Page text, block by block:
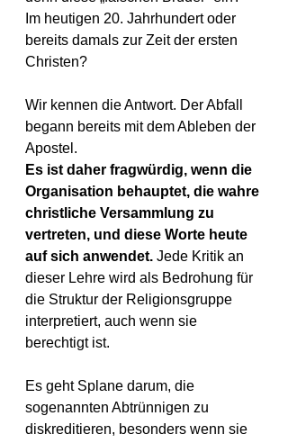
Im heutigen 20. Jahrhundert oder
bereits damals zur Zeit der ersten
Christen?
Wir kennen die Antwort. Der Abfall
begann bereits mit dem Ableben der
Apostel.
Es ist daher fragwürdig, wenn die
Organisation behauptet, die wahre
christliche Versammlung zu
vertreten, und diese Worte heute
auf sich anwendet. Jede Kritik an
dieser Lehre wird als Bedrohung für
die Struktur der Religionsgruppe
interpretiert, auch wenn sie
berechtigt ist.
Es geht Splane darum, die
sogenannten Abtrünnigen zu
diskreditieren, besonders wenn sie